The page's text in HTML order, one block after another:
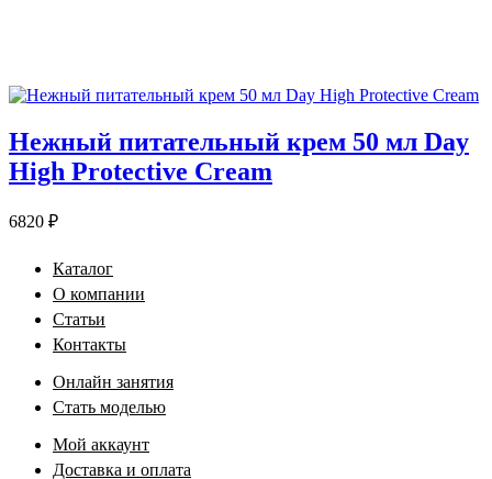
Нежный питательный крем 50 мл Day
High Protective Cream
6820 ₽
Каталог
О компании
Статьи
Контакты
Онлайн занятия
Стать моделью
Мой аккаунт
Доставка и оплата